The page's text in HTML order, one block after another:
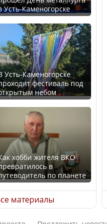
Казахстане стало
получить
на
Орталық Азия
арасында әл-ауқат
көш бастады
возглавил
благополучия
стран Центральной
Усть-Каменогорске
Усть-Каменогорске
фестиваль под
небом
хобби жителя ВКО
в
по планете
материалы